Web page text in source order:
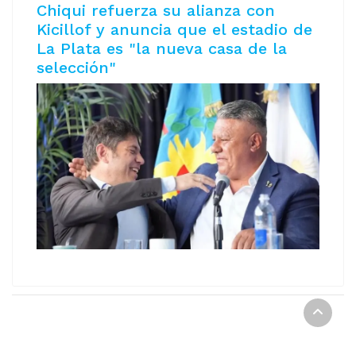
Chiqui refuerza su alianza con
Kicillof y anuncia que el estadio de
La Plata es "la nueva casa de la
selección"
REPORTE DIGITAL Copyright © 2021